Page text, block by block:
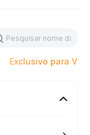
Exclusivo para VIPs